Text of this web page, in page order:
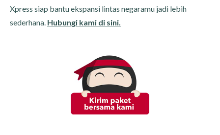
Xpress siap bantu ekspansi lintas negaramu jadi lebih
sederhana. Hubungi kami di sini.